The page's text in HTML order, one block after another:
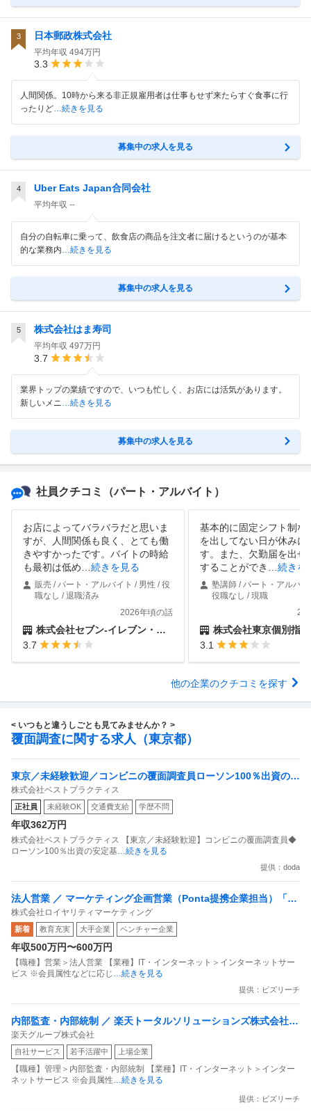
3 日本郵政株式会社
平均年収 494万円
3.3
人間関係。10時から来る非正規雇用者は仕事もせず来たらすぐ食事に行
ったりど…続きを見る
募集中の求人を見る
4 Uber Eats Japan合同会社
平均年収 --
自分の自転車に乗って、飲食店の商品を注文者に届けるというのが基本
的な業務内…続きを見る
募集中の求人を見る
5 株式会社はま寿司
平均年収 497万円
3.7
業界トップの業績ですので、いつも忙しく、お店には活気があります。
新しいメニ
…続きを見る
募集中の求人を見る
社員クチコミ （パート・アルバイト）
お店によってバラバラだと思いま
すが、人間関係も良く、とても働
きやすかったです。バイトの時給
も最初は低め
続きを見る
販売 / パート・アルバイト / 男性 / 役
職なし / 退職済み
2026年頃の話
株式会社セブン-イレブン・ジャパン
3.7
基本的に固定シフト制な
を出してない日が休みに
す。また、欠勤届を出せ
することができ
続きを
塾講師 / パート・アルバ
役職なし / 現職
株式会社東京個別指
3.1
他の企業のクチコミを探す
< いつもと違うしごとも見てみませんか？ >
覆面調査に関する求人（東京都）
東京／未経験歓迎／コンビニの覆面調査員ローソン100％出資の安
定基盤／月５日在宅／残業月10時間
株式会社ベストプラクティス
正社員 未経験OK 交通費支給 学歴不問
年収362万円
株式会社ベストプラクティス 【東京／未経験歓迎】コンビニの覆面調査員◆
ローソン100％出資の安定基 …続きを見る
提供：doda
法人営業 ／ マーケティング企画営業（Ponta提携企業担当）「国
内最大級の共通ポイントサービスを展開／無駄のない消費社会を
目指すデータマーケティングカンパニー」
株式会社ロイヤリティマーケティング
新着 教育充実 大手企業 ベンチャー企業
年収500万円〜600万円
【職種】営業＞法人営業 【業種】IT・インターネット＞インターネットサー
ビス ※会員属性などに応じ
…続きを見る
提供：ビズリーチ
内部監査・内部統制 ／ 楽天トータルソリューションズ株式会社
戦略事業コンプライアンス支援部 業務統制支援課：ショップコン
プライアンス推進担当（SBCSD）
楽天グループ株式会社
自社サービス 若手活躍中 上場企業
【職種】管理＞内部監査・内部統制 【業種】IT・インターネット＞インター
ネットサービス ※会員属性 …続きを見る
提供：ビズリーチ